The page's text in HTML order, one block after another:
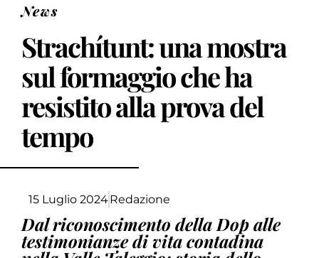
News
Strachítunt: una mostra
sul formaggio che ha
resistito alla prova del
tempo
15 Luglio 2024Redazione
Dal riconoscimento della Dop alle
testimonianze di vita contadina